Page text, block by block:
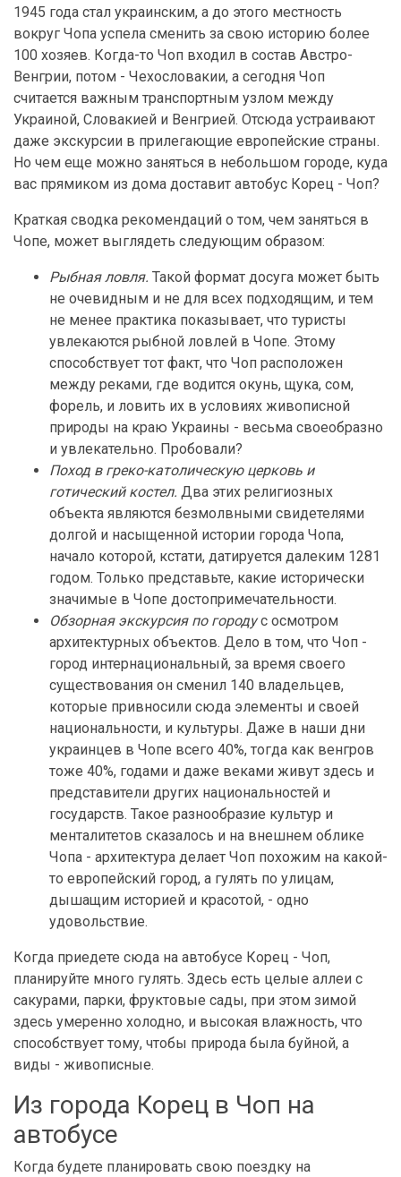
1945 года стал украинским, а до этого местность
вокруг Чопа успела сменить за свою историю более
100 хозяев. Когда-то Чоп входил в состав Австро-
Венгрии, потом - Чехословакии, а сегодня Чоп
считается важным транспортным узлом между
Украиной, Словакией и Венгрией. Отсюда устраивают
даже экскурсии в прилегающие европейские страны.
Но чем еще можно заняться в небольшом городе, куда
вас прямиком из дома доставит автобус Корец - Чоп?
Краткая сводка рекомендаций о том, чем заняться в
Чопе, может выглядеть следующим образом:
Рыбная ловля. Такой формат досуга может быть
не очевидным и не для всех подходящим, и тем
не менее практика показывает, что туристы
увлекаются рыбной ловлей в Чопе. Этому
способствует тот факт, что Чоп расположен
между реками, где водится окунь, щука, сом,
форель, и ловить их в условиях живописной
природы на краю Украины - весьма своеобразно
и увлекательно. Пробовали?
Поход в греко-католическую церковь и
готический костел. Два этих религиозных
объекта являются безмолвными свидетелями
долгой и насыщенной истории города Чопа,
начало которой, кстати, датируется далеким 1281
годом. Только представьте, какие исторически
значимые в Чопе достопримечательности.
Обзорная экскурсия по городус осмотром
архитектурных объектов. Дело в том, что Чоп -
город интернациональный, за время своего
существования он сменил 140 владельцев,
которые привносили сюда элементы и своей
национальности, и культуры. Даже в наши дни
украинцев в Чопе всего 40%, тогда как венгров
тоже 40%, годами и даже веками живут здесь и
представители других национальностей и
государств. Такое разнообразие культур и
менталитетов сказалось и на внешнем облике
Чопа - архитектура делает Чоп похожим на какой-
то европейский город, а гулять по улицам,
дышащим историей и красотой, - одно
удовольствие.
Когда приедете сюда на автобусе Корец - Чоп,
планируйте много гулять. Здесь есть целые аллеи с
сакурами, парки, фруктовые сады, при этом зимой
здесь умеренно холодно, и высокая влажность, что
способствует тому, чтобы природа была буйной, а
виды - живописные.
Из города Корец в Чоп на
автобусе
Когда будете планировать свою поездку на